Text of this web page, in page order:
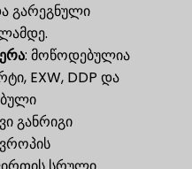
გარეგნული
​: მოწოდებულია
EXW, DDP და
განრიგი